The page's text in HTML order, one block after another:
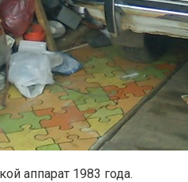
аппарат 1983 года.